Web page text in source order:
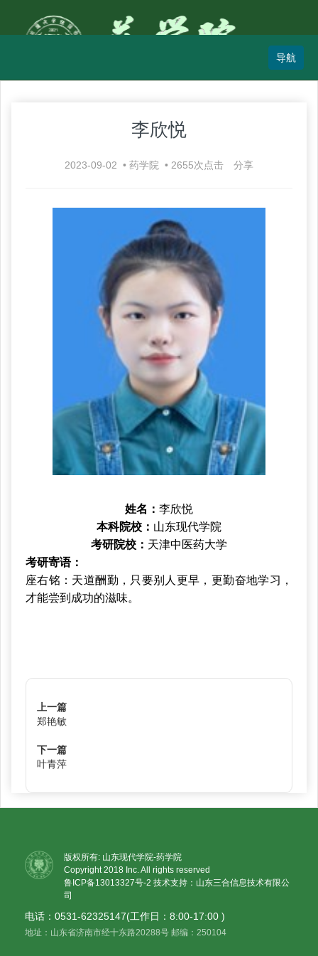
李欣悦
2023-09-02 • 药学院 • 2655次点击 分享
姓名 ： 李欣悦
本科院校 ： 山东现代学院
考研院校 ： 天津中医药大学
考研寄语：
座右铭：天道酬勤，只要别人更早，更勤奋地学习，
才能尝到成功的滋味。
上一篇
郑艳敏
下一篇
叶青萍
版权所有: 山东现代学院-药学院
Copyright 2018 Inc. All rights reserved
鲁ICP备13013327号-2 技术支持：山东三合信息技术有限公
司
电话：0531-62325147(工作日：8:00-17:00 )
地址：山东省济南市经十东路20288号 邮编：250104